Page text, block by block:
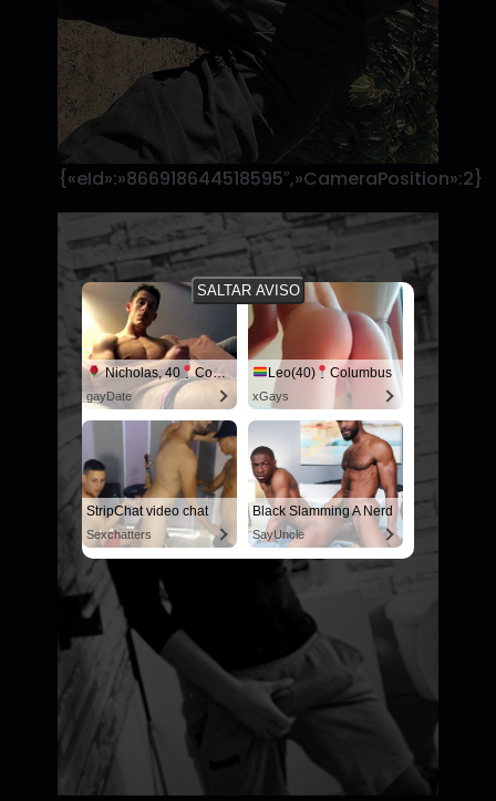
{«eId»:»866918644518595″,»CameraPosition»:2}
Nicholas, 40 Columbus
gayDate
Leo(40) Columbus
xGays
StripChat video chat
Sexchatters
Black Slamming A Nerd
SayUncle
SALTAR AVISO